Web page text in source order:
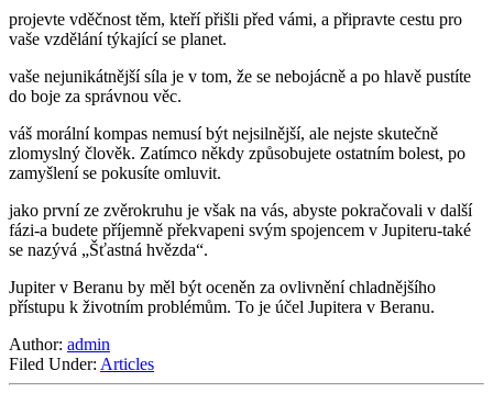
projevte vděčnost těm, kteří přišli před vámi, a připravte cestu pro
vaše vzdělání týkající se planet.
vaše nejunikátnější síla je v tom, že se nebojácně a po hlavě pustíte
do boje za správnou věc.
váš morální kompas nemusí být nejsilnější, ale nejste skutečně
zlomyslný člověk. Zatímco někdy způsobujete ostatním bolest, po
zamyšlení se pokusíte omluvit.
jako první ze zvěrokruhu je však na vás, abyste pokračovali v další
fázi-a budete příjemně překvapeni svým spojencem v Jupiteru-také
se nazývá „Šťastná hvězda“.
Jupiter v Beranu by měl být oceněn za ovlivnění chladnějšího
přístupu k životním problémům. To je účel Jupitera v Beranu.
Author: admin
Filed Under: Articles